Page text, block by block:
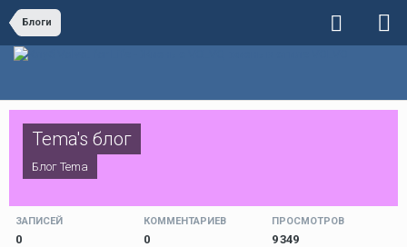
Блоги
Tema's блог
Блог Tema
ЗАПИСЕЙ
0
КОММЕНТАРИЕВ
0
ПРОСМОТРОВ
9 349